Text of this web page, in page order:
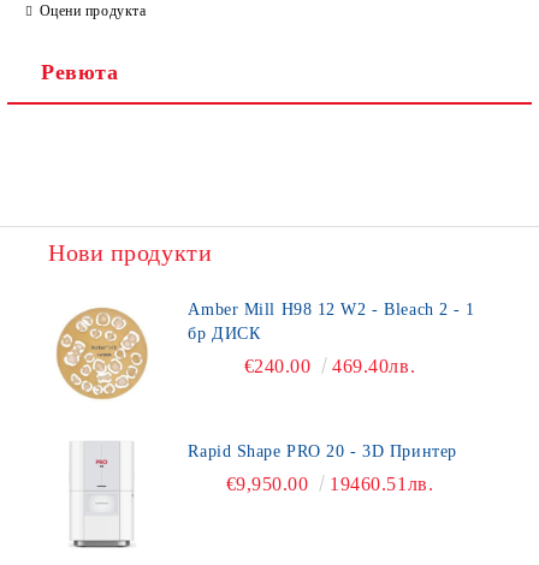
Оцени продукта
Ревюта
Нови продукти
Amber Mill H98 12 W2 - Bleach 2 - 1
бр ДИСК
€240.00 469.40лв.
Rapid Shape PRO 20 - 3D Принтер
€9,950.00 19460.51лв.